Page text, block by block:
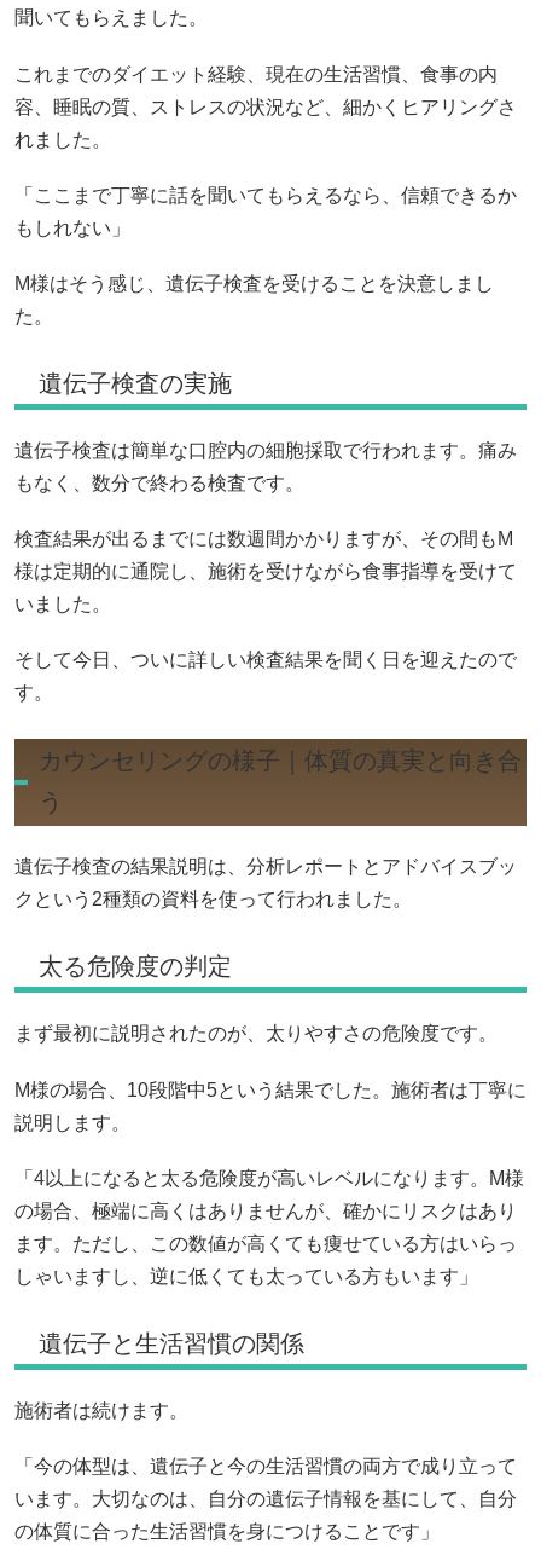
聞いてもらえました。
これまでのダイエット経験、現在の生活習慣、食事の内
容、睡眠の質、ストレスの状況など、細かくヒアリングさ
れました。
「ここまで丁寧に話を聞いてもらえるなら、信頼できるか
もしれない」
M様はそう感じ、遺伝子検査を受けることを決意しまし
た。
遺伝子検査の実施
遺伝子検査は簡単な口腔内の細胞採取で行われます。痛み
もなく、数分で終わる検査です。
検査結果が出るまでには数週間かかりますが、その間もM
様は定期的に通院し、施術を受けながら食事指導を受けて
いました。
そして今日、ついに詳しい検査結果を聞く日を迎えたので
す。
カウンセリングの様子｜体質の真実と向き合
う
遺伝子検査の結果説明は、分析レポートとアドバイスブッ
クという2種類の資料を使って行われました。
太る危険度の判定
まず最初に説明されたのが、太りやすさの危険度です。
M様の場合、10段階中5という結果でした。施術者は丁寧に
説明します。
「4以上になると太る危険度が高いレベルになります。M様
の場合、極端に高くはありませんが、確かにリスクはあり
ます。ただし、この数値が高くても痩せている方はいらっ
しゃいますし、逆に低くても太っている方もいます」
遺伝子と生活習慣の関係
施術者は続けます。
「今の体型は、遺伝子と今の生活習慣の両方で成り立って
います。大切なのは、自分の遺伝子情報を基にして、自分
の体質に合った生活習慣を身につけることです」